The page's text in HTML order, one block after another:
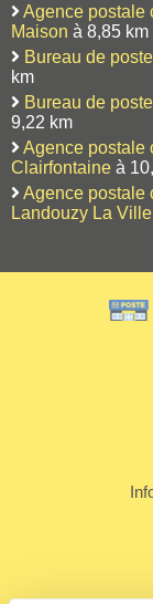
Agence postale
Maison à 8,85 km
Bureau de
km
Bureau de
9,22 km
Agence postale
Clairfontaine à
Agence postale
Landouzy La Ville